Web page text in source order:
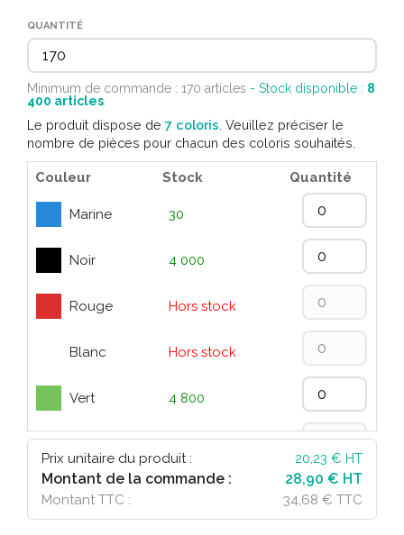
QUANTITÉ
Minimum de commande : 170 articles - Stock disponible : 8
400 articles
Le produit dispose de 7 coloris . Veuillez préciser le
nombre de pièces pour chacun des coloris souhaités.
Couleur Stock Quantité
Marine 30
Noir 4 000
Rouge Hors stock
Blanc Hors stock
Vert 4 800
Bleu Hors stock
Prix unitaire du produit : 20,23 € HT
Montant de la commande : 28,90 € HT
Montant TTC : 34,68 € TTC